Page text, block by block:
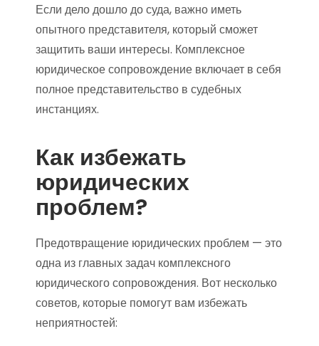
Если дело дошло до суда, важно иметь
опытного представителя, который сможет
защитить ваши интересы. Комплексное
юридическое сопровождение включает в себя
полное представительство в судебных
инстанциях.
Как избежать
юридических
проблем?
Предотвращение юридических проблем — это
одна из главных задач комплексного
юридического сопровождения. Вот несколько
советов, которые помогут вам избежать
неприятностей: